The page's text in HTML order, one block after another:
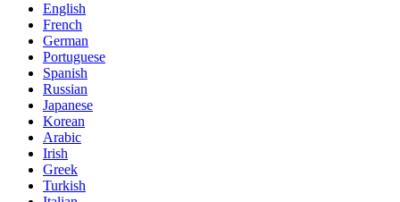
English
French
German
Portuguese
Spanish
Russian
Japanese
Korean
Arabic
Irish
Greek
Turkish